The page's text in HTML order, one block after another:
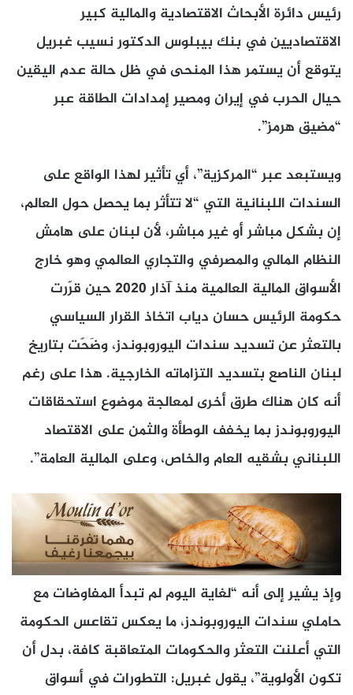
رئيس دائرة الأبحاث الاقتصادية والمالية كبير
الاقتصاديين في بنك بيبلوس الدكتور نسيب غبريل
يتوقع أن يستمر هذا المنحى في ظل حالة عدم اليقين
حيال الحرب في إيران ومصير إمدادات الطاقة عبر
“مضيق هرمز”.
ويستبعد عبر “المركزية”، أي تأثير لهذا الواقع على
السندات اللبنانية التي “لا تتأثر بما يحصل حول العالم،
إن بشكل مباشر أو غير مباشر، لأن لبنان على هامش
النظام المالي والمصرفي والتجاري العالمي وهو خارج
الأسواق المالية العالمية منذ آذار 2020 حين قرّرت
حكومة الرئيس حسان دياب اتخاذ القرار السياسي
بالتعثر عن تسديد سندات اليوروبوندز، وضَحّت بتاريخ
لبنان الناصع بتسديد التزاماته الخارجية. هذا على رغم
أنه كان هناك طرق أخرى لمعالجة موضوع استحقاقات
اليوروبوندز بما يخفف الوطأة والثمن على الاقتصاد
اللبناني بشقيه العام والخاص، وعلى المالية العامة”.
وإذ يشير إلى أنه “لغاية اليوم لم تبدأ المفاوضات مع
حاملي سندات اليوروبوندز، ما يعكس تقاعس الحكومة
التي أعلنت التعثر والحكومات المتعاقبة كافة، بدل أن
تكون الأولوية”، يقول غبريل: التطورات في أسواق